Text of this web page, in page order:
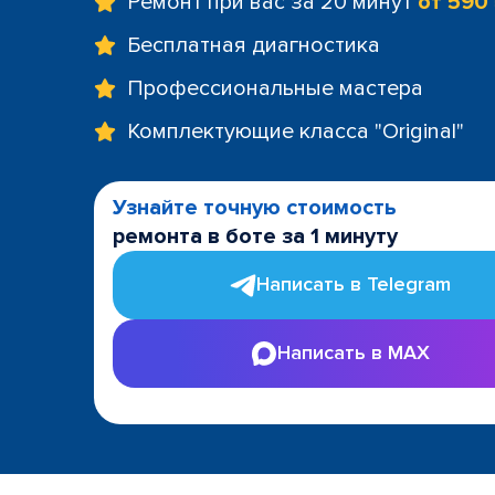
Бесплатная диагностика
Профессиональные мастера
Комплектующие класса "Original"
Узнайте точную стоимость
ремонта в боте за 1 минуту
Написать в Telegram
Написать в MAX